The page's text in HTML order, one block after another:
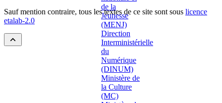
Sauf mention contraire, tous les textes de ce site sont sous licence
etalab-2.0